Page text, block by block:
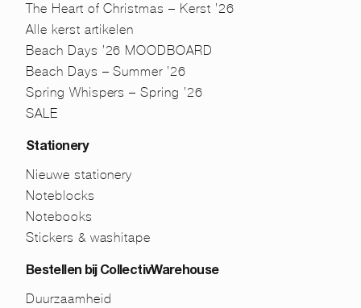
The Heart of Christmas – Kerst ’26
Alle kerst artikelen
Beach Days ’26 MOODBOARD
Beach Days – Summer ’26
Spring Whispers – Spring ’26
SALE
Stationery
Nieuwe stationery
Noteblocks
Notebooks
Stickers & washitape
Bestellen bij CollectivWarehouse
Duurzaamheid